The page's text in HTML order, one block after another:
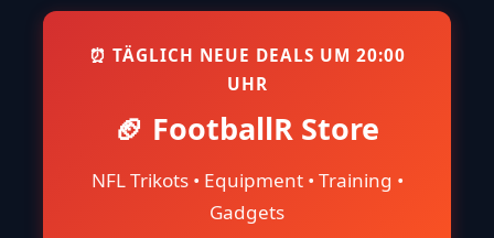
⏰ TÄGLICH NEUE DEALS UM 20:00
UHR
🏈 FootballR Store
NFL Trikots • Equipment • Training •
Gadgets